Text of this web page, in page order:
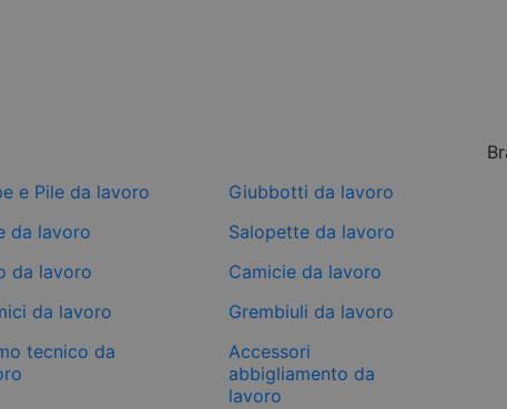
e Pile da lavoro
Giubbotti da lavoro
da lavoro
Salopette da lavoro
da lavoro
Camicie da lavoro
da lavoro
Grembiuli da lavoro
tecnico da
Accessori
abbigliamento da
lavoro